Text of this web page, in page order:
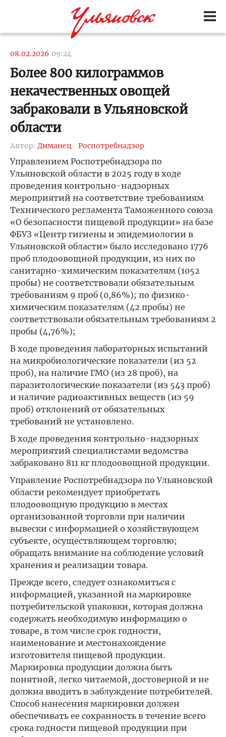
08.02.2026 09:24
Более 800 килограммов
некачественных овощей
забраковали в Ульяновской
области
Автор: Диманец Роспотребнадзор
Управлением Роспотребнадзора по
Ульяновской области в 2025 году в ходе
проведения контрольно-надзорных
мероприятий на соответствие требованиям
Технического регламента Таможенного союза
«О безопасности пищевой продукции» на базе
ФБУЗ «Центр гигиены и эпидемиологии в
Ульяновской области» было исследовано 1776
проб плодоовощной продукции, из них по
санитарно-химическим показателям (1052
пробы) не соответствовали обязательным
требованиям 9 проб (0,86%); по физико-
химическим показателям (42 пробы) не
соответствовали обязательным требованиям 2
пробы (4,76%);
В ходе проведения лабораторных испытаний
на микробиологические показатели (из 52
проб), на наличие ГМО (из 28 проб), на
паразитологические показатели (из 543 проб)
и наличие радиоактивных веществ (из 59
проб) отклонений от обязательных
требований не установлено.
В ходе проведения контрольно-надзорных
мероприятий специалистами ведомства
забраковано 811 кг плодоовощной продукции.
Управление Роспотребнадзора по Ульяновской
области рекомендует приобретать
плодоовощную продукцию в местах
организованной торговли при наличии
вывески с информацией о хозяйствующем
субъекте, осуществляющем торговлю;
обращать внимание на соблюдение условий
хранения и реализации товара.
Прежде всего, следует ознакомиться с
информацией, указанной на маркировке
потребительской упаковки, которая должна
содержать необходимую информацию о
товаре, в том числе срок годности,
наименование и местонахождение
изготовителя пищевой продукции.
Маркировка продукции должна быть
понятной, легко читаемой, достоверной и не
должна вводить в заблуждение потребителей.
Способ нанесения маркировки должен
обеспечивать ее сохранность в течение всего
срока годности пищевой продукции при